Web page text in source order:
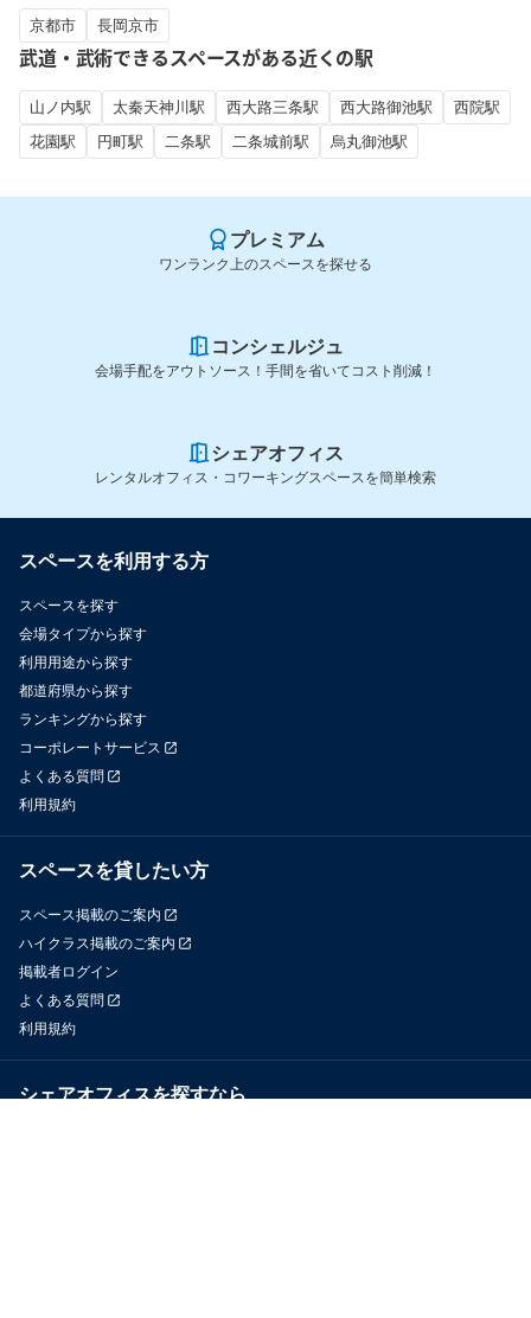
京都市 長岡京市
武道・武術できるスペースがある近くの駅
山ノ内駅 太秦天神川駅 西大路三条駅 西大路御池駅
西院駅
花園駅
円町駅 二条駅 二条城前駅 烏丸御池駅
プレミアム
ワンランク上のスペースを探せる
コンシェルジュ
会場手配をアウトソース！手間を省いてコスト削減！
シェアオフィス
レンタルオフィス・コワーキングスペースを簡単検索
スペースを利用する方
スペースを探す
会場タイプから探す
利用用途から探す
都道府県から探す
ランキングから探す
コーポレートサービス
よくある質問
利用規約
スペースを貸したい方
スペース掲載のご案内
ハイクラス掲載のご案内
掲載者ログイン
よくある質問
利用規約
シェアオフィスを探すなら